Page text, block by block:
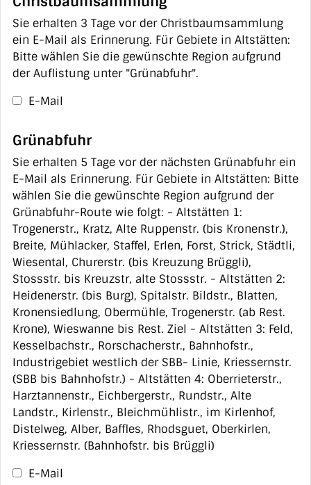
Sie erhalten 3 Tage vor der Christbaumsammlung
ein E-Mail als Erinnerung. Für Gebiete in Altstätten:
Bitte wählen Sie die gewünschte Region aufgrund
der Auflistung unter "Grünabfuhr".
E-Mail
Grünabfuhr
Sie erhalten 5 Tage vor der nächsten Grünabfuhr ein
E-Mail als Erinnerung. Für Gebiete in Altstätten: Bitte
wählen Sie die gewünschte Region aufgrund der
Grünabfuhr-Route wie folgt: - Altstätten 1:
Trogenerstr., Kratz, Alte Ruppenstr. (bis Kronenstr.),
Breite, Mühlacker, Staffel, Erlen, Forst, Strick, Städtli,
Wiesental, Churerstr. (bis Kreuzung Brüggli),
Stossstr. bis Kreuzstr, alte Stossstr. - Altstätten 2:
Heidenerstr. (bis Burg), Spitalstr. Bildstr., Blatten,
Kronensiedlung, Obermühle, Trogenerstr. (ab Rest.
Krone), Wieswanne bis Rest. Ziel - Altstätten 3: Feld,
Kesselbachstr., Rorschacherstr., Bahnhofstr.,
Industrigebiet westlich der SBB- Linie, Kriessernstr.
(SBB bis Bahnhofstr.) - Altstätten 4: Oberrieterstr.,
Harztannenstr., Eichbergerstr., Rundstr., Alte
Landstr., Kirlenstr., Bleichmühlistr., im Kirlenhof,
Distelweg, Alber, Baffles, Rhodsguet, Oberkirlen,
Kriessernstr. (Bahnhofstr. bis Brüggli)
E-Mail